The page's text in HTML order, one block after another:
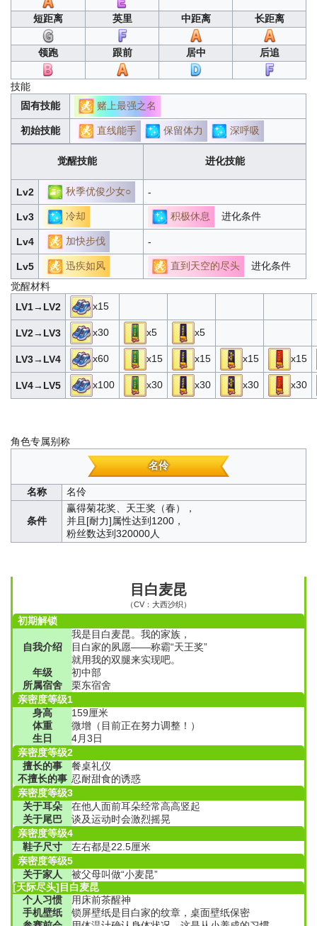
短距离 英里 中距离 长距离
领跑 跟前 居中 后追
技能
固有技能
赌上最强之名
初始技能 直线能手 保留体力 深呼吸
觉醒技能 进化技能
Lv2 秋季优俊少女○ -
Lv3 冷却 积极休息 进化条件
Lv4 加快步伐 -
Lv5 迅疾如风 直到天空的尽头
进化条件
觉醒材料
LV1→LV2
x15
LV2→LV3 x30 x5 x5
LV3→LV4 x60 x15 x15 x15 x15
LV4→LV5 x100 x30 x30 x30 x30
角色专属别称
名伶
名称 名伶
条件
赢得菊花奖、天王奖（春），
并且[耐力]属性达到1200，
粉丝数达到320000人
目白麦昆
（CV：大西沙织）
初期解锁
自我介绍
我是目白麦昆。我的家族，
目白家的夙愿——称霸“天王奖”
就用我的双腿来实现吧。
年级
初中部
所属宿舍
栗东宿舍
亲密度等级1
身高
159厘米
体重
微增（目前正在努力调整！）
生日
4月3日
亲密度等级2
擅长的事
餐桌礼仪
不擅长的事 忍耐甜食的诱惑
亲密度等级3
关于耳朵
在他人面前耳朵经常高高竖起
关于尾巴
谈及运动时会激烈摇晃
亲密度等级4
鞋子尺寸
左右都是22.5厘米
亲密度等级5
关于家人
被父母叫做“小麦昆”
[天际尽头]目白麦昆
个人习惯
用床前茶醒神
手机壁纸
锁屏壁纸是目白家的纹章，桌面壁纸保密